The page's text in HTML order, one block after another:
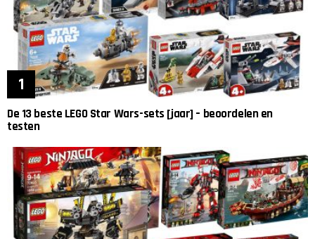
De 13 beste LEGO Star Wars-sets [jaar] – beoordelen en
testen